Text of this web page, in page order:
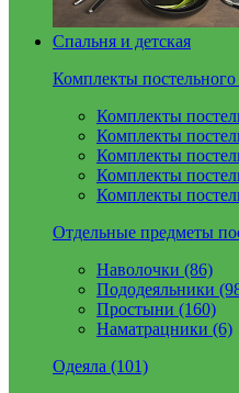
Спальня и детская
Комплекты постельного
Комплекты
Комплекты
Комплекты
Комплекты
Комплекты
Отдельные предметы
Наволочки (86)
Пододеяльники
Простыни (160)
Наматрацники (6)
Одеяла (101)